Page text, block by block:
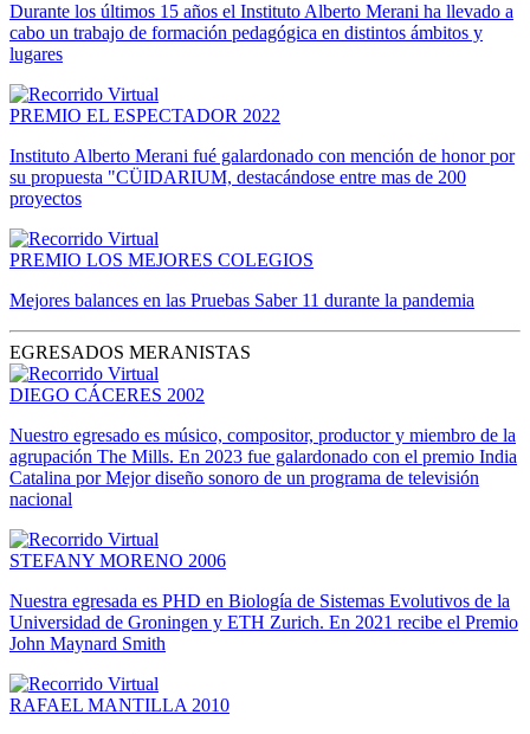
Durante los últimos 15 años el Instituto Alberto Merani ha llevado a
cabo un trabajo de formación pedagógica en distintos ámbitos y
lugares
PREMIO EL ESPECTADOR 2022
Instituto Alberto Merani fué galardonado con mención de honor por
su propuesta "CÜIDARIUM, destacándose entre mas de 200
proyectos
PREMIO LOS MEJORES COLEGIOS
Mejores balances en las Pruebas Saber 11 durante la pandemia
EGRESADOS MERANISTAS
DIEGO CÁCERES 2002
Nuestro egresado es músico, compositor, productor y miembro de la
agrupación The Mills. En 2023 fue galardonado con el premio India
Catalina por Mejor diseño sonoro de un programa de televisión
nacional
STEFANY MORENO 2006
Nuestra egresada es PHD en Biología de Sistemas Evolutivos de la
Universidad de Groningen y ETH Zurich. En 2021 recibe el Premio
John Maynard Smith
RAFAEL MANTILLA 2010